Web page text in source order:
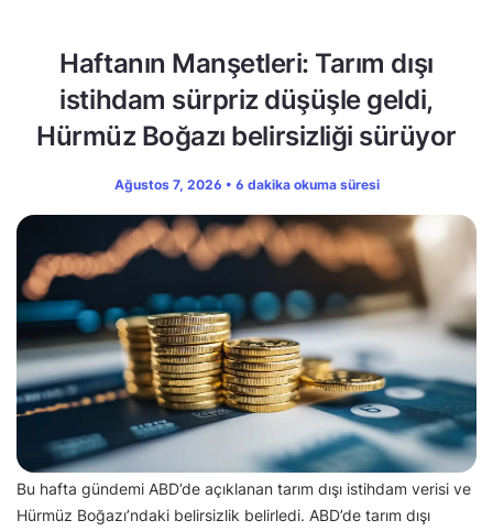
Haftanın Manşetleri: Tarım dışı
istihdam sürpriz düşüşle geldi,
Hürmüz Boğazı belirsizliği sürüyor
Ağustos 7, 2026 • 6 dakika okuma süresi
Bu hafta gündemi ABD’de açıklanan tarım dışı istihdam verisi ve
Hürmüz Boğazı’ndaki belirsizlik belirledi. ABD’de tarım dışı